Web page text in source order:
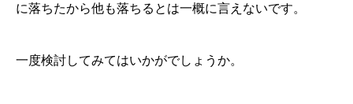
に落ちたから他も落ちるとは一概に言えないです。
一度検討してみてはいかがでしょうか。